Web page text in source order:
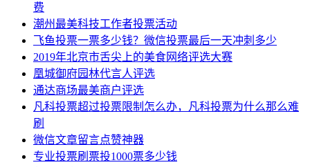
费
潮州最美科技工作者投票活动
飞鱼投票一票多少钱？微信投票最后一天冲刺多少
2019年北京市舌尖上的美食网络评选大赛
凰城御府园林代言人评选
通达商场最美商户评选
凡科投票超过投票限制怎么办，凡科投票为什么那么难
刷
微信文章留言点赞神器
专业投票刷票投1000票多少钱